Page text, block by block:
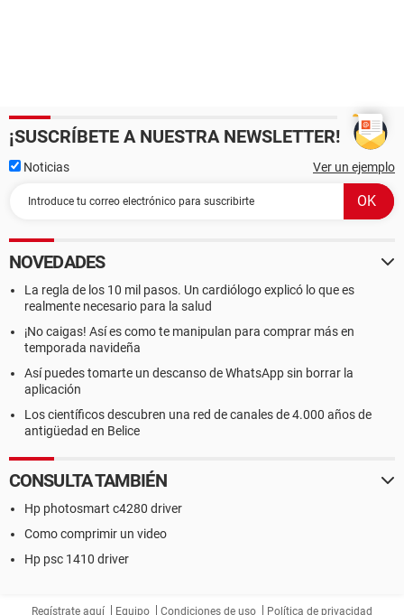
¡SUSCRÍBETE A NUESTRA NEWSLETTER!
Noticias Ver un ejemplo
NOVEDADES
La regla de los 10 mil pasos. Un cardiólogo explicó lo que es
realmente necesario para la salud
¡No caigas! Así es como te manipulan para comprar más en
temporada navideña
Así puedes tomarte un descanso de WhatsApp sin borrar la
aplicación
Los científicos descubren una red de canales de 4.000 años de
antigüedad en Belice
CONSULTA TAMBIÉN
Hp photosmart c4280 driver
Como comprimir un video
Hp psc 1410 driver
Regístrate aquí Equipo Condiciones de uso Política de privacidad